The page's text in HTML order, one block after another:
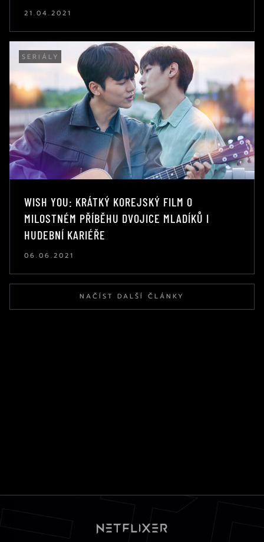
21.04.2021
SERIÁLY
WISH YOU: KRÁTKÝ KOREJSKÝ FILM O
MILOSTNÉM PŘÍBĚHU DVOJICE MLADÍKŮ I
HUDEBNÍ KARIÉŘE
06.06.2021
NAČÍST DALŠÍ ČLÁNKY